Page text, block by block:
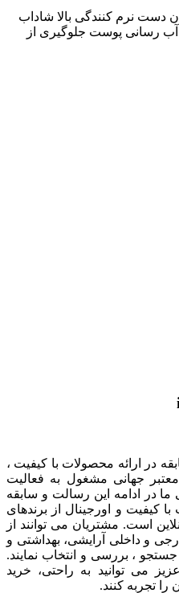
دست نرم کنندگی بالا شاداب
رسانی پوست جلوگیری از
بیش از 25 سال سابقه در ارائه محصولات با کيفيت ،
جهانی مشغول به فعاليت
ما در ادامه اين رسالت و سابقه
کيفيت و اورجينال از برندهای
است. مشتريان می توانند از
و داخلی آرایشی، بهداشتی و
، بررسی و انتخاب نمايند.
می توانيد به راحتی، خرید
تجربه کنند.